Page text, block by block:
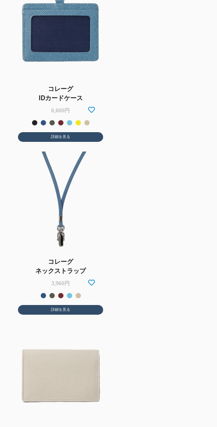
コレーグ
IDカードケース
6,600円
詳細を見る
コレーグ
ネックストラップ
3,960円
詳細を見る